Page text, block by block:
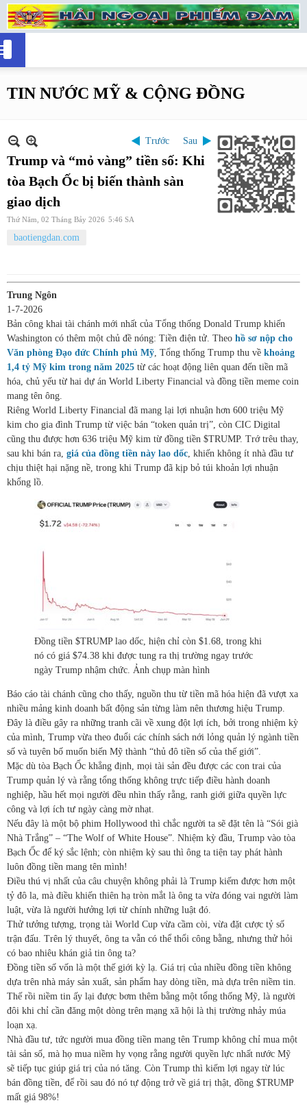
TIN NƯỚC MỸ & CỘNG ĐỒNG
Trước Sau
Trump và “mỏ vàng” tiền số: Khi
tòa Bạch Ốc bị biến thành sàn
giao dịch
Thứ Năm, 02 Tháng Bảy 2026 5:46 SA
baotiengdan.com
Trung Ngôn
1-7-2026
Bản công khai tài chánh mới nhất của Tổng thống Donald Trump khiến
Washington có thêm một chủ đề nóng: Tiền điện tử. Theo hồ sơ nộp cho
Văn phòng Đạo đức Chính phủ Mỹ , Tổng thống Trump thu về khoảng
1,4 tỷ Mỹ kim trong năm 2025 từ các hoạt động liên quan đến tiền mã
hóa, chủ yếu từ hai dự án World Liberty Financial và đồng tiền meme coin
mang tên ông.
Riêng World Liberty Financial đã mang lại lợi nhuận hơn 600 triệu Mỹ
kim cho gia đình Trump từ việc bán “token quản trị”, còn CIC Digital
cũng thu được hơn 636 triệu Mỹ kim từ đồng tiền $TRUMP. Trớ trêu thay,
sau khi bán ra, giá của đồng tiền này lao dốc , khiến không ít nhà đầu tư
chịu thiệt hại nặng nề, trong khi Trump đã kịp bỏ túi khoản lợi nhuận
khổng lồ.
Đồng tiền $TRUMP lao dốc, hiện chỉ còn $1.68, trong khi
nó có giá $74.38 khi được tung ra thị trường ngay trước
ngày Trump nhậm chức. Ảnh chụp màn hình
Báo cáo tài chánh cũng cho thấy, nguồn thu từ tiền mã hóa hiện đã vượt xa
nhiều mảng kinh doanh bất động sản từng làm nên thương hiệu Trump.
Đây là điều gây ra những tranh cãi về xung đột lợi ích, bởi trong nhiệm kỳ
của mình, Trump vừa theo đuổi các chính sách nới lỏng quản lý ngành tiền
số và tuyên bố muốn biến Mỹ thành “thủ đô tiền số của thế giới”.
Mặc dù tòa Bạch Ốc khẳng định, mọi tài sản đều được các con trai của
Trump quản lý và rằng tổng thống không trực tiếp điều hành doanh
nghiệp, hầu hết mọi người đều nhìn thấy rằng, ranh giới giữa quyền lực
công và lợi ích tư ngày càng mờ nhạt.
Nếu đây là một bộ phim Hollywood thì chắc người ta sẽ đặt tên là “Sói già
Nhà Trắng” – “The Wolf of White House”. Nhiệm kỳ đầu, Trump vào tòa
Bạch Ốc để ký sắc lệnh; còn nhiệm kỳ sau thì ông ta tiện tay phát hành
luôn đồng tiền mang tên mình!
Điều thú vị nhất của câu chuyện không phải là Trump kiếm được hơn một
tỷ đô la, mà điều khiến thiên hạ tròn mắt là ông ta vừa đóng vai người làm
luật, vừa là người hưởng lợi từ chính những luật đó.
Thử tưởng tượng, trọng tài World Cup vừa cầm còi, vừa đặt cược tỷ số
trận đấu. Trên lý thuyết, ông ta vẫn có thể thổi công bằng, nhưng thử hỏi
có bao nhiêu khán giả tin ông ta?
Đồng tiền số vốn là một thế giới kỳ lạ. Giá trị của nhiều đồng tiền không
dựa trên nhà máy sản xuất, sản phẩm hay dòng tiền, mà dựa trên niềm tin.
Thế rồi niềm tin ấy lại được bơm thêm bằng một tổng thống Mỹ, là người
đôi khi chỉ cần đăng một dòng trên mạng xã hội là thị trường nhảy múa
loạn xạ.
Nhà đầu tư, tức người mua đồng tiền mang tên Trump không chỉ mua một
tài sản số, mà họ mua niềm hy vọng rằng người quyền lực nhất nước Mỹ
sẽ tiếp tục giúp giá trị của nó tăng. Còn Trump thì kiếm lợi ngay từ lúc
bán đồng tiền, để rồi sau đó nó tự động trở về giá trị thật, đồng $TRUMP
mất giá 98%!